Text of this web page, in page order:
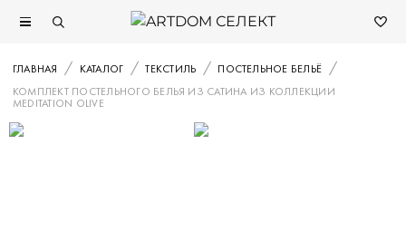
ГЛАВНАЯ КАТАЛОГ ТЕКСТИЛЬ
ПОСТЕЛЬНОЕ БЕЛЬЁ
КОМПЛЕКТ ПОСТЕЛЬНОГО БЕЛЬЯ ИЗ САТИНА ИЗ КОЛЛЕКЦИИ
MEDITATION OLIVE